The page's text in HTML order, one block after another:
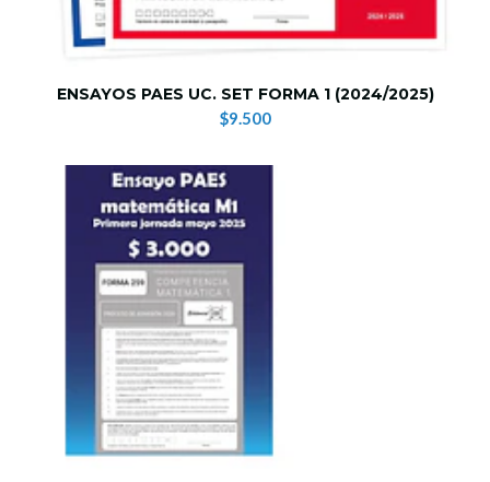
ENSAYOS PAES UC. SET FORMA 1 (2024/2025)
$9.500